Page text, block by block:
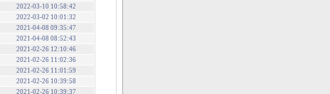
2022-03-10 10:58:42
2022-03-02 10:01:32
2021-04-08 09:35:47
2021-04-08 08:52:43
2021-02-26 12:10:46
2021-02-26 11:02:36
2021-02-26 11:01:59
2021-02-26 10:39:58
2021-02-26 10:39:37